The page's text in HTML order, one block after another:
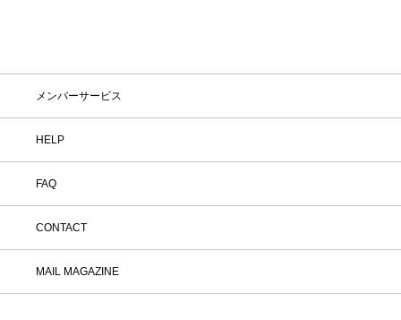
価格 ¥0〜¥500,000
在庫 在庫ありのみ表示 すべて表示
メンバーサービス
HELP
FAQ
CONTACT
MAIL MAGAZINE